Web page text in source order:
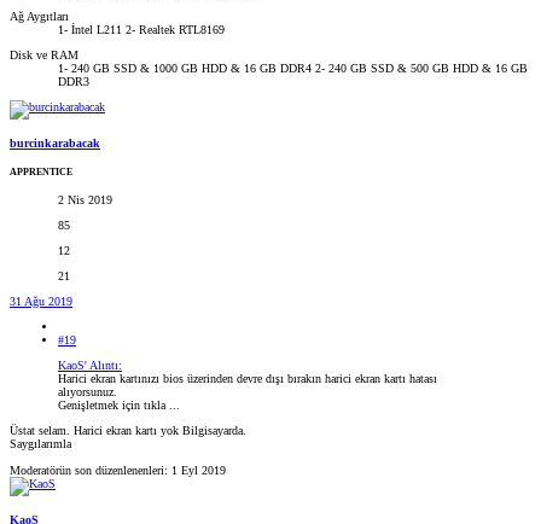
Ağ Aygıtları
1- İntel L211 2- Realtek RTL8169
Disk ve RAM
1- 240 GB SSD & 1000 GB HDD & 16 GB DDR4 2- 240 GB SSD & 500 GB HDD & 16 GB
DDR3
burcinkarabacak
APPRENTICE
2 Nis 2019
85
12
21
31 Ağu 2019
#19
KaoS' Alıntı:
Harici ekran kartınızı bios üzerinden devre dışı bırakın harici ekran kartı hatası
alıyorsunuz.
Genişletmek için tıkla ...
Üstat selam. Harici ekran kartı yok Bilgisayarda.
Saygılarımla
Moderatörün son düzenlenenleri: 1 Eyl 2019
KaoS